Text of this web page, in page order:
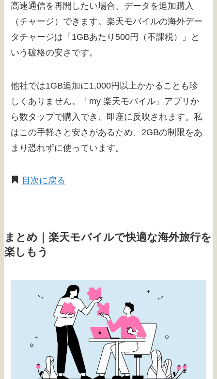
高速通信を再開したい場合、データを追加購入
（チャージ）できます。楽天モバイルの海外デー
タチャージは「1GBあたり500円（不課税）」と
いう破格の安さです。
他社では1GB追加に1,000円以上かかることも珍
しくありません。「my 楽天モバイル」アプリか
ら数タップで購入でき、即座に反映されます。私
はこの手軽さと安さがあるため、2GBの制限をあ
まり恐れずに使っています。
目次に戻る
まとめ｜楽天モバイルで快適な海外旅行を
楽しもう